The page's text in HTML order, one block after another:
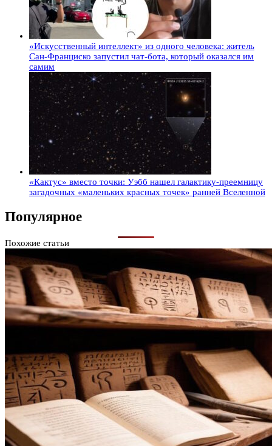
«Искусственный интеллект» из одного человека: житель
Сан-Франциско запустил чат-бота, который оказался им
самим
«Кактус» вместо точки: Уэбб нашел галактику-преемницу
загадочных «маленьких красных точек» ранней Вселенной
Популярное
Похожие статьи